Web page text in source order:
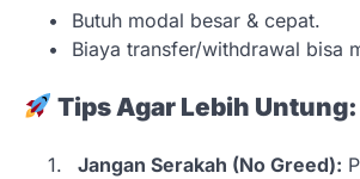
Butuh modal besar & cepat.
Biaya transfer/withdrawal bisa
Tips Agar Lebih Untung:
Jangan Serakah (No Greed):